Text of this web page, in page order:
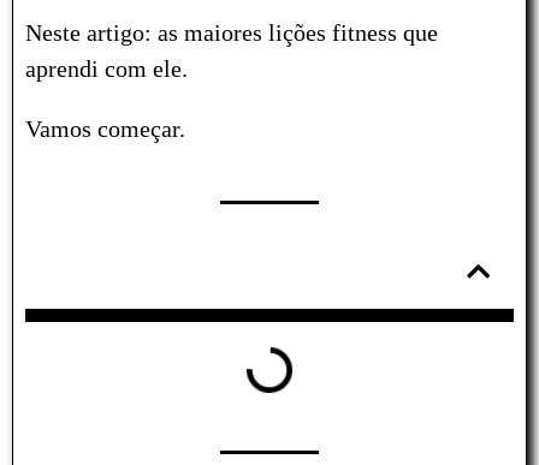
Neste artigo: as maiores lições fitness que
aprendi com ele.
Vamos começar.